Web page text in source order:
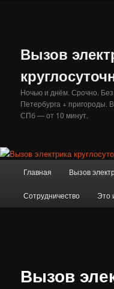
Вызов
Ночью и днём. Срочно.
Петербурга + пригороды.
СПб — от 10 минут.
Главная Вызов
Сотрудничество Это
Вызов